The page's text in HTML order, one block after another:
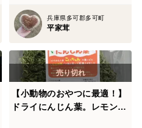
兵庫県多可郡多可町
平家茸
【小動物のおやつに最適！】
ドライにんじん葉。レモング